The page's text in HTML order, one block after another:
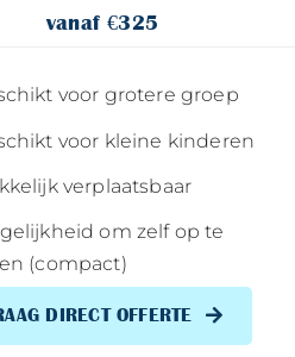
vanaf €325
voor grotere groep
voor kleine kinderen
verplaatsbaar
om zelf op te
(compact)
DIRECT OFFERTE